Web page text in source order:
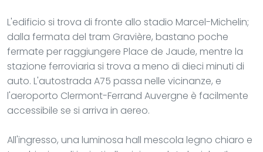
L'edificio si trova di fronte allo stadio Marcel-Michelin;
dalla fermata del tram Gravière, bastano poche
fermate per raggiungere Place de Jaude, mentre la
stazione ferroviaria si trova a meno di dieci minuti di
auto. L'autostrada A75 passa nelle vicinanze, e
l'aeroporto Clermont-Ferrand Auvergne è facilmente
accessibile se si arriva in aereo.
All'ingresso, una luminosa hall mescola legno chiaro e